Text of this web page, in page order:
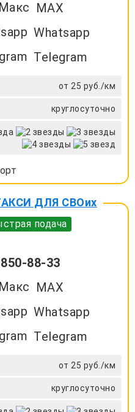
MAX
Whatsapp
Telegram
от 25 руб./км
круглосуточно
ДЛЯ СВОих
подача
88-33
MAX
Whatsapp
Telegram
от 25 руб./км
круглосуточно